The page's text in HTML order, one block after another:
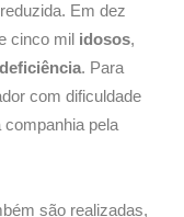
Em dez
cinco mil idosos,
. Para
com dificuldade
pela
são realizadas,